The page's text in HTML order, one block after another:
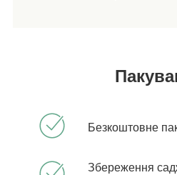
Безкоштовне
Збереження